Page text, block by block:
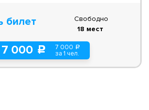
билет
7 000 c 7 000 a
за 1 чел.
Свободно
18 мест